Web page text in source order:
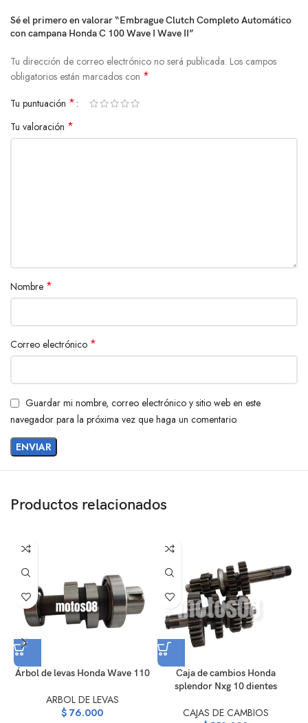
Sé el primero en valorar “Embrague Clutch Completo Automático
con campana Honda C 100 Wave I Wave II”
Tu dirección de correo electrónico no será publicada. Los campos
obligatorios están marcados con *
Tu puntuación *
Tu valoración *
Nombre *
Correo electrónico *
Guardar mi nombre, correo electrónico y sitio web en este
navegador para la próxima vez que haga un comentario.
Productos relacionados
Árbol de levas Honda Wave 110
ARBOL DE LEVAS
$ 76.000
Caja de cambios Honda
splendor Nxg 10 dientes
CAJAS DE CAMBIOS